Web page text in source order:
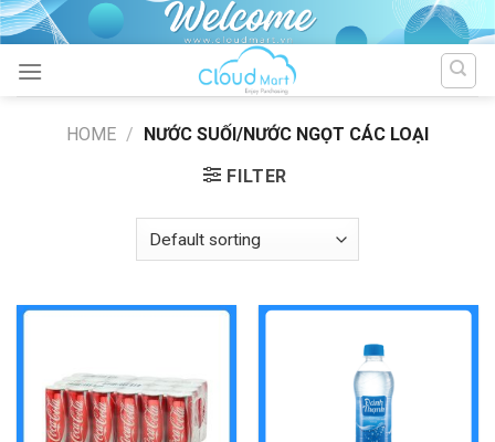
Skip
to
content
HOME /
NƯỚC SUỐI/NƯỚC NGỌT CÁC LOẠI
FILTER